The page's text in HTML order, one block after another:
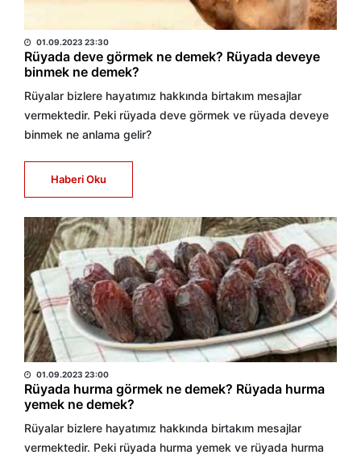
01.09.2023 23:30
Rüyada deve görmek ne demek? Rüyada deveye
binmek ne demek?
Rüyalar bizlere hayatımız hakkında birtakım mesajlar
vermektedir. Peki rüyada deve görmek ve rüyada deveye
binmek ne anlama gelir?
Haberi Oku
HABER MERKEZİ
01.09.2023 23:00
Rüyada hurma görmek ne demek? Rüyada hurma
yemek ne demek?
Rüyalar bizlere hayatımız hakkında birtakım mesajlar
vermektedir. Peki rüyada hurma yemek ve rüyada hurma